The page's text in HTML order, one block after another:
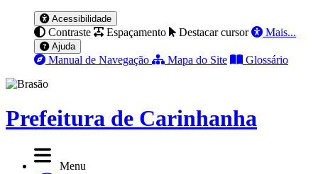
Acessibilidade
Contraste Espaçamento Destacar cursor Mais...
Ajuda
Manual de Navegação Mapa do Site Glossário
Prefeitura de Carinhanha
Menu